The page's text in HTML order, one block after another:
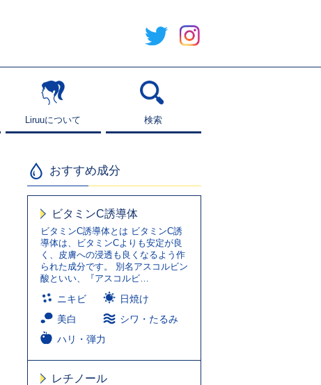
Liruuについて
Liruuについて 検索
検索
おすすめ成分
ビタミンC誘導体
ビタミンC誘導体とは ビタミンC誘
導体は、ビタミンCよりも安定が良
く、皮膚への浸透も良くなるよう作
られた成分です。 別名アスコルビン
酸といい、『アスコルビ…
ニキビ
日焼け
美白
シワ・たるみ
ハリ・弾力
レチノール